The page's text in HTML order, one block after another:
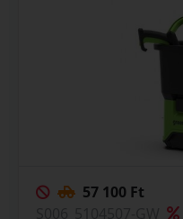
57 100 Ft